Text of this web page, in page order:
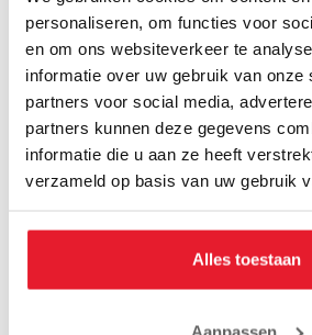
personaliseren, om functies voor
en om ons websiteverkeer te
informatie over uw gebruik van onze
partners voor social media,
partners kunnen deze gegevens
informatie die u aan ze heeft
verzameld op basis van uw gebruik
Alles toestaan
Aanpassen
Rumble Handpads Ready PU per paar
€59.95€54.95
MAAK JE AANKOOP NOG BETER